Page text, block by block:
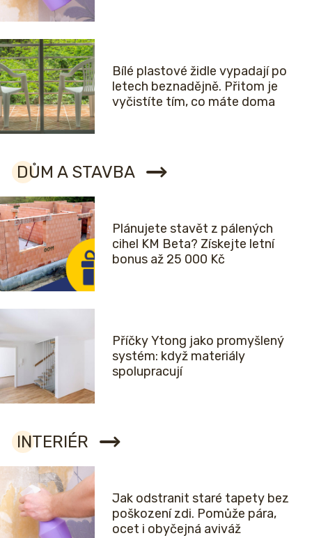
Bílé plastové židle vypadají po
letech beznadějně. Přitom je
vyčistíte tím, co máte doma
DŮM A STAVBA
Plánujete stavět z pálených
cihel KM Beta? Získejte letní
bonus až 25 000 Kč
Příčky Ytong jako promyšlený
systém: když materiály
spolupracují
INTERIÉR
Jak odstranit staré tapety bez
poškození zdi. Pomůže pára,
ocet i obyčejná aviváž